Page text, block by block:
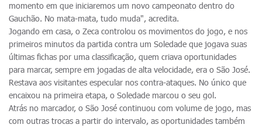
momento em que iniciaremos um novo campeonato dentro do
Gauchão. No mata-mata, tudo muda", acredita.
Jogando em casa, o Zeca controlou os movimentos do jogo, e nos
primeiros minutos da partida contra um Soledade que jogava suas
últimas fichas por uma classificação, quem criava oportunidades
para marcar, sempre em jogadas de alta velocidade, era o São José.
Restava aos visitantes especular nos contra-ataques. No único que
encaixou na primeira etapa, o Soledade marcou o seu gol.
Atrás no marcador, o São José continuou com volume de jogo, mas
com outras trocas a partir do intervalo, as oportunidades também